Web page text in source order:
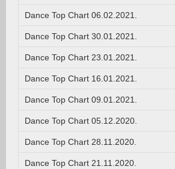
Dance Top Chart 06.02.2021.
Dance Top Chart 30.01.2021.
Dance Top Chart 23.01.2021.
Dance Top Chart 16.01.2021.
Dance Top Chart 09.01.2021.
Dance Top Chart 05.12.2020.
Dance Top Chart 28.11.2020.
Dance Top Chart 21.11.2020.